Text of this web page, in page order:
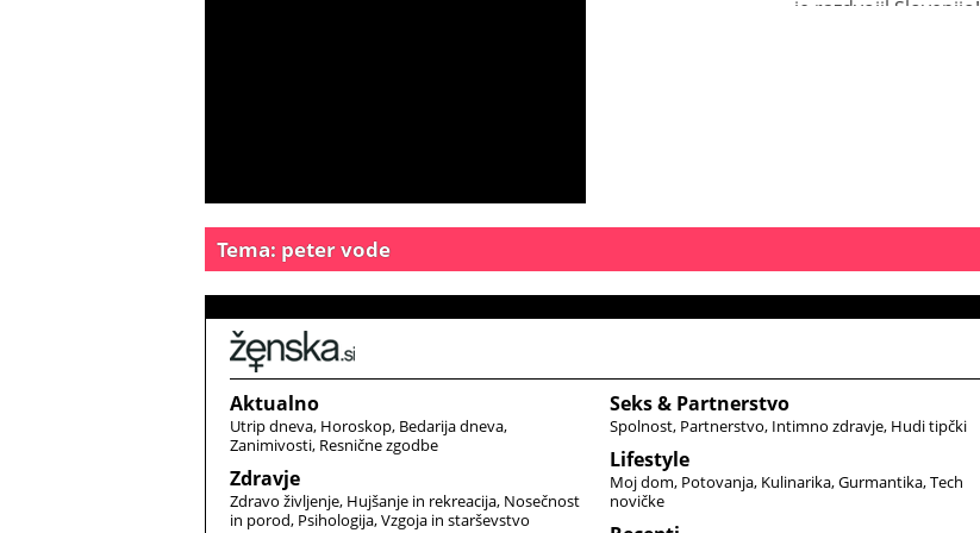
je razdvojil Slovenijo!
Tema: peter vode
Aktualno
Utrip dneva Horoskop Bedarija dneva
Zanimivosti Resnične zgodbe
Zdravje
Zdravo življenje Hujšanje in rekreacija Nosečnost
in porod Psihologija Vzgoja in starševstvo
Seks & Partnerstvo
Spolnost Partnerstvo Intimno zdravje Hudi tipčki
Lifestyle
Moj dom Potovanja Kulinarika Gurmantika Tech
novičke